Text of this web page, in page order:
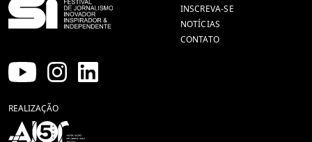
REALIZAÇÃO
INSCREVA-SE
NOTÍCIAS
CONTATO